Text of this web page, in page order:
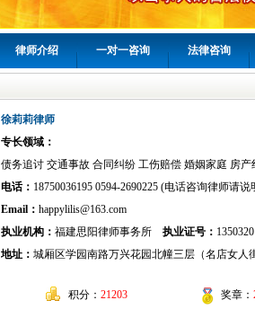
律师介绍 一对一咨询 法律咨询
徐莉莉律师
专长领域：
债务追讨 交通事故 合同纠纷 工伤赔偿 婚姻家庭 房
电话： 18750036195 0594-2690225 (电话咨询律师请说
Email： happylilis@163.com
执业机构： 福建思阳律师事务所 执业证号：
地址： 城厢区学园南路万兴花园北幢三层（名店女人
积分： 21203 奖章：